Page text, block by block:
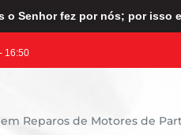
o Senhor fez por nós; por isso
16:50
Reparos de Motores de